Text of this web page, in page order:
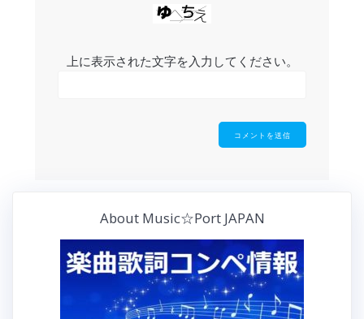
上に表示された文字を入力してください。
About Music☆Port JAPAN